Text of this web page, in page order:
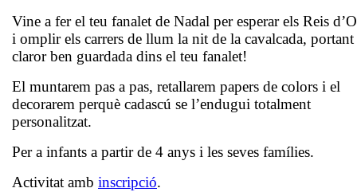
Vine a fer el teu fanalet de Nadal per esperar els Reis
i omplir els carrers de llum la nit de la cavalcada, portant
claror ben guardada dins el teu fanalet!
El muntarem pas a pas, retallarem papers de colors i el
decorarem perquè cadascú se l’endugui totalment
personalitzat.
Per a infants a partir de 4 anys i les seves famílies.
Activitat amb inscripció.